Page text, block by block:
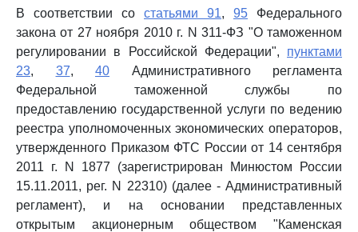
В соответствии со статьями 91, 95 Федерального
закона от 27 ноября 2010 г. N 311-ФЗ "О таможенном
регулировании в Российской Федерации", пунктами
23, 37, 40 Административного регламента
Федеральной таможенной службы по
предоставлению государственной услуги по ведению
реестра уполномоченных экономических операторов,
утвержденного Приказом ФТС России от 14 сентября
2011 г. N 1877 (зарегистрирован Минюстом России
15.11.2011, рег. N 22310) (далее - Административный
регламент), и на основании представленных
открытым акционерным обществом "Каменская